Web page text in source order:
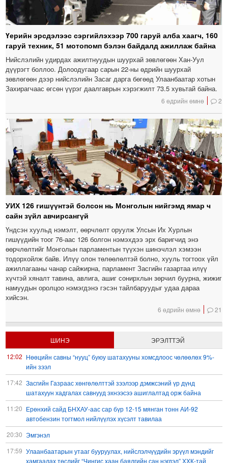
Үерийн эрсдэлээс сэргийлэхээр 700 гаруй алба хаагч, 160
гаруй техник, 51 мотопомп бэлэн байдалд ажиллаж байна
Нийслэлийн удирдах ажилтнуудын шуурхай зөвлөгөөн Хан-Уул
дүүрэгт боллоо. Долоодугаар сарын 22-ны өдрийн шуурхай
зөвлөгөөн дээр нийслэлийн Засаг дарга бөгөөд Улаанбаатар хотын
Захирагчаас өгсөн үүрэг даалгаврын хэрэгжилт 73.5 хувьтай байна.
6 өдрийн өмнө 2
УИХ 126 гишүүнтэй болсон нь Монголын нийгэмд ямар ч
сайн зүйл авчирсангүй
Үндсэн хуульд нэмэлт, өөрчлөлт оруулж Улсын Их Хурлын
гишүүдийн тоог 76-аас 126 болгон нэмэхдээ эрх баригчид энэ
өөрчлөлтийг Монголын парламентын түүхэн шинэчлэл хэмээн
тодорхойлж байв. Илүү олон төлөөлөлтэй болно, хууль тогтоох үйл
ажиллагааны чанар сайжирна, парламент Засгийн газартаа илүү
хүчтэй хяналт тавина, авлига, ашиг сонирхлын зөрчил буурна, жижиг
намуудын оролцоо нэмэгдэнэ гэсэн тайлбаруудыг удаа дараа
хийсэн.
6 өдрийн өмнө 21
ШИНЭ
ЭРЭЛТТЭЙ
12:02 Нөөцийн савны “нууц” буюу шатахууны хомсдлоос чөлөөлөх 9%-
ийн зээл
17:42 Засгийн Газраас хөнгөлөлттэй зээлээр дэмжсэний үр дүнд
шатахуун хадгалах савнууд эхнээсээ ашиглалтад орж байна
11:20 Ерөнхий сайд БНХАУ-аас сар бүр 12-15 мянган тонн АИ-92
автобензин тогтмол нийлүүлэх хүсэлт тавилаа
20:30 Эмгэнэл
17:59 Улаанбаатарын утааг бууруулах, нийслэлчүүдийн эрүүл мэндийг
хамгаалах төслийг “Чингис хаан баялгийн сан нэгдэл” ХХК-тай